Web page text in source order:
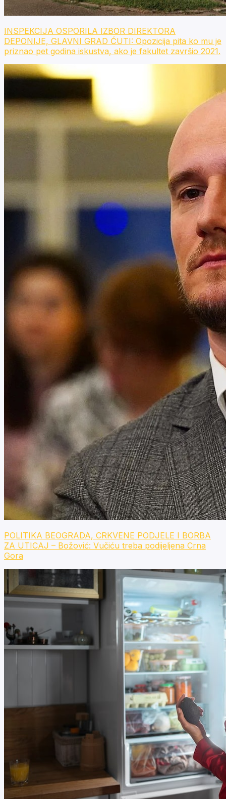
INSPEKCIJA OSPORILA IZBOR DIREKTORA
DEPONIJE, GLAVNI GRAD ĆUTI: Opozicija pita ko mu je
priznao pet godina iskustva, ako je fakultet završio 2021.
POLITIKA BEOGRADA, CRKVENE PODJELE I BORBA
ZA UTICAJ – Božović: Vučiću treba podijeljena Crna
Gora